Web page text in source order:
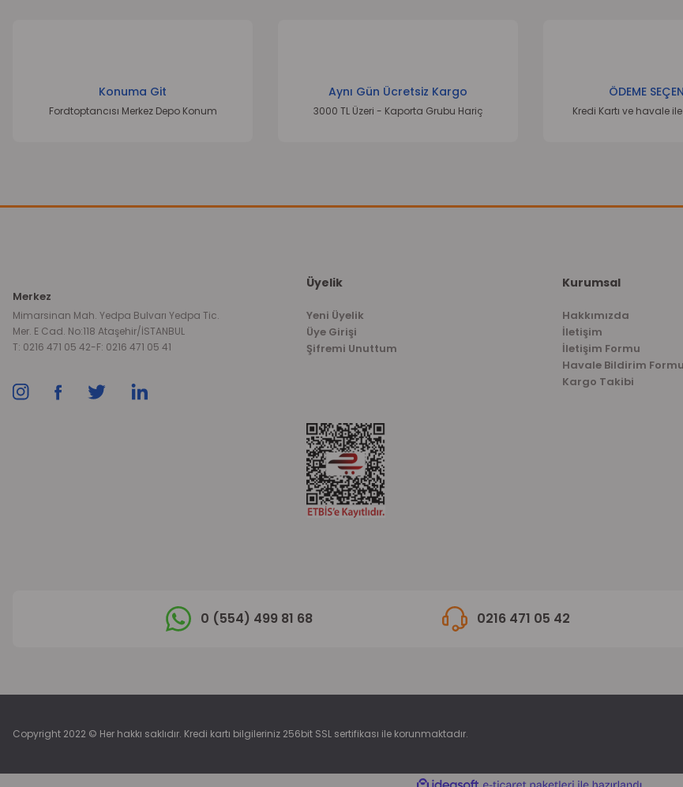
Konuma Git
Fordtoptancısı Merkez Depo Konum
Aynı Gün Ücretsiz Kargo
3000 TL Üzeri - Kaporta Grubu Hariç
ÖDEME
Kredi Kartı ve havale
Merkez
Mimarsinan Mah. Yedpa Bulvarı Yedpa Tic.
Mer. E Cad. No:118 Ataşehir/İSTANBUL
T: 0216 471 05 42-F: 0216 471 05 41
Üyelik
Yeni Üyelik
Üye Girişi
Şifremi Unuttum
Kurumsal
Hakkımızda
İletişim
İletişim Formu
Havale Bildirim Formu
Kargo Takibi
0 (554) 499 81 68 0216 471 05 42
Copyright 2022 © Her hakkı saklıdır. Kredi kartı bilgileriniz 256bit SSL sertifikası ile korunmaktadır.